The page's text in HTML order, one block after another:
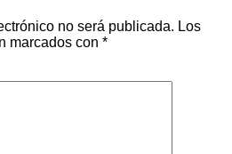
no será publicada. Los
marcados con *